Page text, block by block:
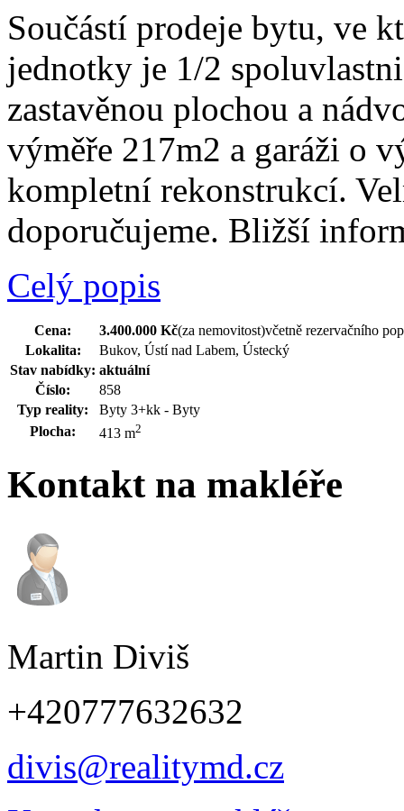
Součástí prodeje bytu, ve
jednotky je 1/2
zastavěnou plochou a
výměře 217m2 a garáži o
kompletní rekonstrukcí.
doporučujeme. Bližší
Celý popis
Cena: 3.400.000 Kč(za nemovitost)včetně rezervačního
Lokalita:
Bukov, Ústí nad Labem, Ústecký
Stav nabídky: aktuální
Číslo:
858
Typ reality:
Byty 3+kk - Byty
Plocha:
413 m2
Kontakt na makléře
Martin Diviš
+420777632632
divis@realitymd.cz